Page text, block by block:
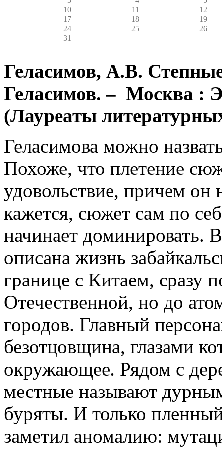
10
11
12
17
18
19
24
25
26
31
Геласимов, А.В.
Геласимов. – Москва :
(Лауреаты
Геласимова можно
Похоже, что плетение
удовольствие, причем он
кажется, сюжет сам по
начинает доминировать.
описана жизнь
границе с Китаем, сразу
Отечественной, но до
городов. Главный
безотцовщина, глазами
окружающее. Рядом с
местные называют
буряты. И только
заметил аномалию: